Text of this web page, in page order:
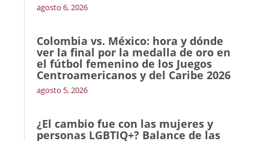
agosto 6, 2026
Colombia vs. México: hora y dónde
ver la final por la medalla de oro en
el fútbol femenino de los Juegos
Centroamericanos y del Caribe 2026
agosto 5, 2026
¿El cambio fue con las mujeres y
personas LGBTIQ+? Balance de las